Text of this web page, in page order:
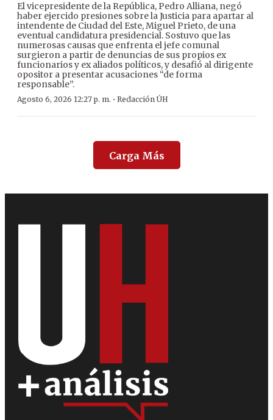
El vicepresidente de la República, Pedro Alliana, negó
haber ejercido presiones sobre la Justicia para apartar al
intendente de Ciudad del Este, Miguel Prieto, de una
eventual candidatura presidencial. Sostuvo que las
numerosas causas que enfrenta el jefe comunal
surgieron a partir de denuncias de sus propios ex
funcionarios y ex aliados políticos, y desafió al dirigente
opositor a presentar acusaciones “de forma
responsable”.
Agosto 6, 2026 12:27 p. m. · Redacción ÚH
Carga Más